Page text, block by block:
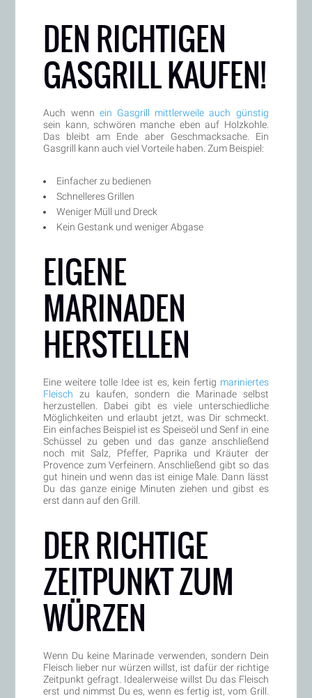
DEN RICHTIGEN
GASGRILL KAUFEN!
Auch wenn ein Gasgrill mittlerweile auch günstig
sein kann, schwören manche eben auf Holzkohle.
Das bleibt am Ende aber Geschmacksache. Ein
Gasgrill kann auch viel Vorteile haben. Zum Beispiel:
Einfacher zu bedienen
Schnelleres Grillen
Weniger Müll und Dreck
Kein Gestank und weniger Abgase
EIGENE
MARINADEN
HERSTELLEN
Eine weitere tolle Idee ist es, kein fertig mariniertes
Fleisch zu kaufen, sondern die Marinade selbst
herzustellen. Dabei gibt es viele unterschiedliche
Möglichkeiten und erlaubt jetzt, was Dir schmeckt.
Ein einfaches Beispiel ist es Speiseöl und Senf in eine
Schüssel zu geben und das ganze anschließend
noch mit Salz, Pfeffer, Paprika und Kräuter der
Provence zum Verfeinern. Anschließend gibt so das
gut hinein und wenn das ist einige Male. Dann lässt
Du das ganze einige Minuten ziehen und gibst es
erst dann auf den Grill.
DER RICHTIGE
ZEITPUNKT ZUM
WÜRZEN
Wenn Du keine Marinade verwenden, sondern Dein
Fleisch lieber nur würzen willst, ist dafür der richtige
Zeitpunkt gefragt. Idealerweise willst Du das Fleisch
erst und nimmst Du es, wenn es fertig ist, vom Grill.